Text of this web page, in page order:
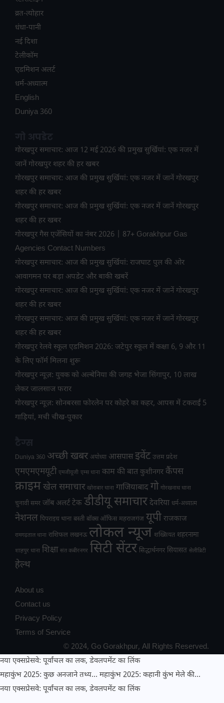
व्रत-त्योहार
धंधा-पानी
नई दिशा
टेलीकॉम
ए​डमिशन अलर्ट
धर्म-अध्यात्म
English
Duniya 360
गोरखपुर समाचार: आज 12 मई 2026 की प्रमुख सुर्खियां: एक नजर में
जानें गोरखपुर शहर की हर खबर
गोरखपुर समाचार: आज की प्रमुख सुर्खियां: एक नजर में जानें गोरखपुर
शहर की हर खबर
गोरखपुर समाचार: आज की प्रमुख सुर्खियां: एक नजर में जानें गोरखपुर
शहर की हर खबर
गोरखपुर गैस एजेंसियों का नंबर 2026 | 87+ Gorakhpur Gas
Agencies Contact Numbers
गोरखपुर समाचार: आज की प्रमुख सुर्खियां: राजघाट पुल की ओर
आवागमन पर बड़ा अपडेट और बाकी खबरें
गोरखपुर समाचार: आज की प्रमुख सुर्खियां: एक नजर में जानें गोरखपुर
शहर की हर खबर
गोरखपुर समाचार: आज की प्रमुख सुर्खियां: एक नजर में जानें गोरखपुर
शहर की हर खबर
गोरखपुर रेलवे स्कूल एडमिशन 2026: जटेपुर स्कूल में कक्षा 6, 9 और 11
के लिए फॉर्म मिलना शुरू
गोरखपुर न्यूज़: युवक को अल्बेनिया की जगह भेजा सिंगापुर, 10 लाख
लेकर जालसाज फरार
गोरखपुर न्यूज़: सोनबरसा फोरलेन पर कोहरे का कहर, आपस में टकराईं 5
गाड़ियां, मची चीख-पुकार
Duniya 360 अच्छी खबर अयोध्या आसपास इवेंट उत्तम प्रदेश
एमएमएमयूटी एमजीयूजी एम्स थाना काम की बात कुशीनगर कैंपस
क्राइमखेल समाचार खोराबार थाना गाजियाबादगो गोरखनाथ थाना
चुनावी समर जॉब अलर्ट टेक डीडीयू समाचार देवरिया धर्म-अध्यात्म
नेशनल पिपराइच थाना बस्ती बॉक्स ऑफिस महराजगंज यूपी राजकाज
रामगढ़ताल थाना राशिफल लखनऊ लोकल न्यूज शख्सियत शहरनामा
शाहपुर थाना शिक्षा संत कबीरनगर सिटी सेंटर सिद्धार्थनगर सियासत सेलीब्रिटी
हेल्थ
About us
Contact us
Privacy Policy
Terms of Service
© 2024, Go Gorakhpur, All Rights Reserved.
नया एक्सप्रेसवे: पूर्वांचल का लक, डेवलपमेंट का लिंक
महाकुंभ 2025: कुछ अनजाने तथ्य… महाकुंभ 2025: कहानी कुंभ मेले की…
नया एक्सप्रेसवे: पूर्वांचल का लक, डेवलपमेंट का लिंक